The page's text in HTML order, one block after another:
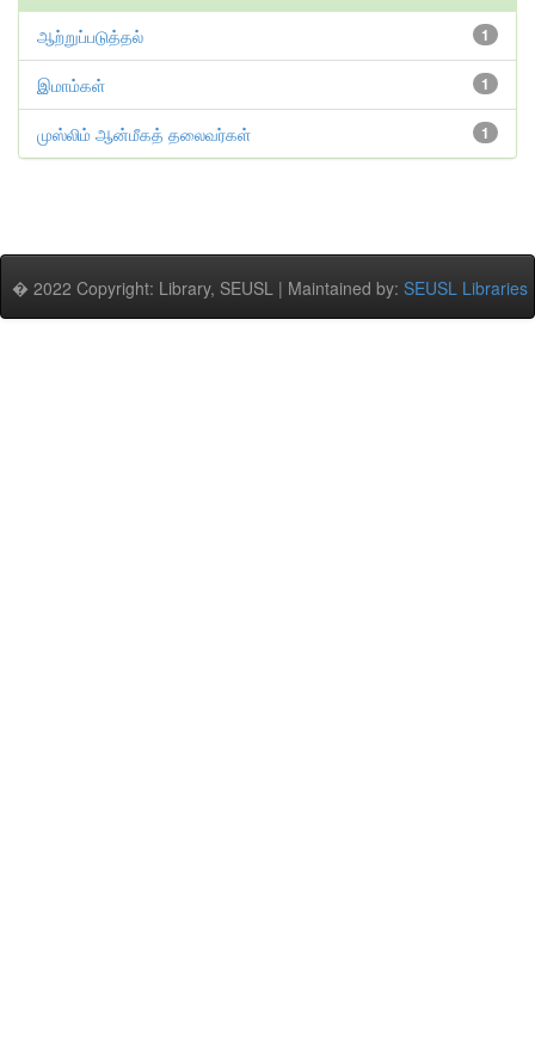
1
ஆற்றுப்படுத்தல்
1
இமாம்கள்
1
முஸ்லிம் ஆன்மீகத் தலைவர்கள்
� 2022 Copyright: Library, SEUSL | Maintained by: SEUSL Libraries